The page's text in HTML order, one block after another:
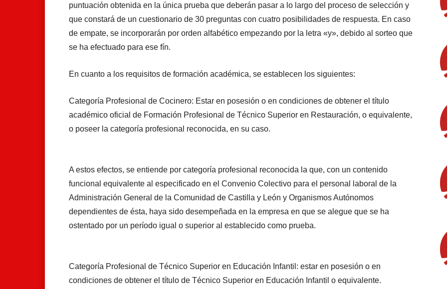
puntuación obtenida en la única prueba que deberán pasar a lo largo del proceso de selección y
que constará de un cuestionario de 30 preguntas con cuatro posibilidades de respuesta. En caso
de empate, se incorporarán por orden alfabético empezando por la letra «y», debido al sorteo que
se ha efectuado para ese fín.
En cuanto a los requisitos de formación académica, se establecen los siguientes:
Categoría Profesional de Cocinero: Estar en posesión o en condiciones de obtener el título
académico oficial de Formación Profesional de Técnico Superior en Restauración, o equivalente,
o poseer la categoría profesional reconocida, en su caso.
A estos efectos, se entiende por categoría profesional reconocida la que, con un contenido
funcional equivalente al especificado en el Convenio Colectivo para el personal laboral de la
Administración General de la Comunidad de Castilla y León y Organismos Autónomos
dependientes de ésta, haya sido desempeñada en la empresa en que se alegue que se ha
ostentado por un período igual o superior al establecido como prueba.
Categoría Profesional de Técnico Superior en Educación Infantil: estar en posesión o en
condiciones de obtener el título de Técnico Superior en Educación Infantil o equivalente.